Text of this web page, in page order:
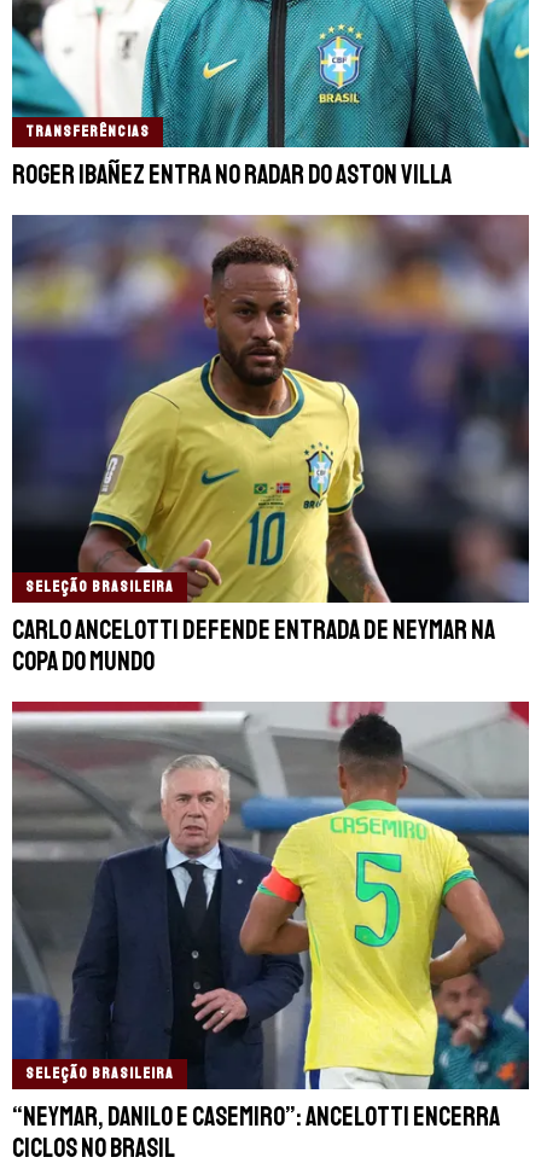
TRANSFERÊNCIAS
Roger Ibañez entra no radar do Aston Villa
SELEÇÃO BRASILEIRA
Carlo Ancelotti defende entrada de Neymar na
Copa do Mundo
SELEÇÃO BRASILEIRA
“Neymar, Danilo e Casemiro”: Ancelotti encerra
ciclos no Brasil